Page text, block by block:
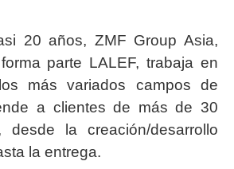
20 años, ZMF Group Asia,
parte LALEF, trabaja en
más variados campos de
a clientes de más de 30
desde la creación/desarrollo
la entrega.